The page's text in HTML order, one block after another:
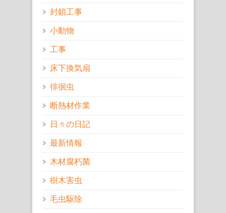
封鎖工事
小動物
工事
床下換気扇
徘徊虫
断熱材作業
日々の日記
最新情報
木材腐朽菌
樹木害虫
毛虫駆除